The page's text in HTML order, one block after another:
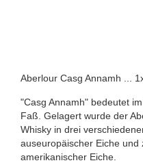
Aberlour Casg Annamh ...
"Casg Annamh" bedeutet
Faß. Gelagert wurde der
Whisky in drei
auseuropäischer Eiche
amerikanischer Eiche.